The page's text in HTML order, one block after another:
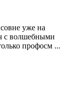
уже на
с волшебными
профосм ...